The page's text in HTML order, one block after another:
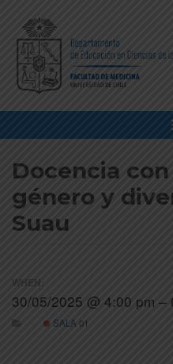
Docencia
género y
Suau
WHEN:
30/05/2025 @ 4:00 pm –
SALA 01